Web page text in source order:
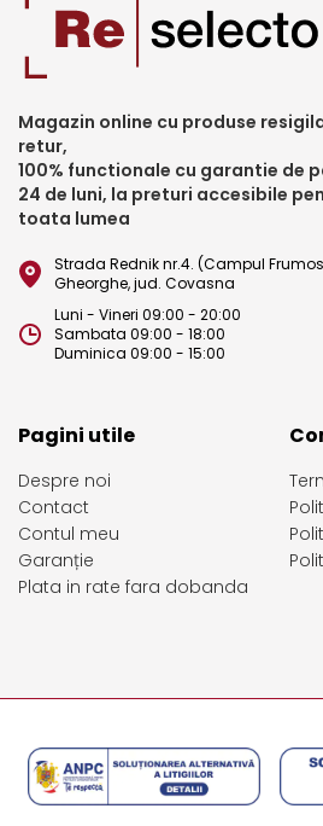
Magazin online cu produse
retur,
100% functionale cu garantie de
24 de luni, la preturi accesibile
toata lumea
Strada Rednik nr.4. (Campul
Gheorghe, jud. Covasna
Luni - Vineri 09:00 - 20:00
Sambata 09:00 - 18:00
Duminica 09:00 - 15:00
Pagini utile
Despre noi
Contact
Contul meu
Garanție
Plata in rate fara dobanda